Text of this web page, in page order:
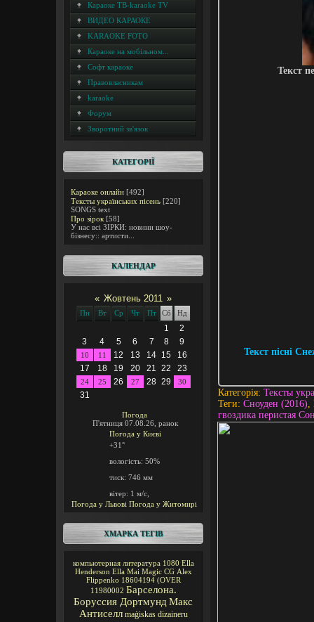
Караоке ТВ-karaoke TV
ВИДЕО КАРАОКЕ
KARAOKE FOTO
Караоке на мобільном...
Софт караоке
Правовласникам
karaoke
Форум
Зворотний зв'язок
КАТЕГОРІЇ
Караоке онлайн [492]
Тексты українських пісень [220]
SONGS text
Про зірок [58]
У нас всі ЗІРКИ: новини шоу-
бізнесу:: артисти...
КАЛЕНДАР
« Жовтень 2011 »
Пн Вт Ср Чт Пт Сб Нд
1
2
3
4 5 6 7 8 9
10 11 12 13 14 15
16
17
18 19 20 21 22 23
24 25 26 27 28 29 30
31
Погода
П'ятниця 07.08.26, ранок
Погода у Києві
+31°
вологість: 50%
тиск: 746 мм
вітер: 1 м/с,
Погода у Львові Погода у Житомирі
ХМАРКА ТЕГІВ
компьютерная литература 1080 Ella
Henderson Ella Mai Magic CG Alex
Flippenko 18604194 (OVER
11980002 Барселона.
Боруссия Дортмунд Макс
Антиселл maģiskas dizaineru
Текст
Текст пісні
Категорія: Тексты
Теги: Сноуден (2016),
гвоздика перистая